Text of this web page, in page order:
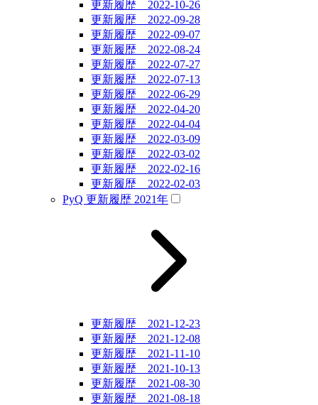
更新履歴 2022-10-26
更新履歴 2022-09-28
更新履歴 2022-09-07
更新履歴 2022-08-24
更新履歴 2022-07-27
更新履歴 2022-07-13
更新履歴 2022-06-29
更新履歴 2022-04-20
更新履歴 2022-04-04
更新履歴 2022-03-09
更新履歴 2022-03-02
更新履歴 2022-02-16
更新履歴 2022-02-03
PyQ 更新履歴 2021年
更新履歴 2021-12-23
更新履歴 2021-12-08
更新履歴 2021-11-10
更新履歴 2021-10-13
更新履歴 2021-08-30
更新履歴 2021-08-18